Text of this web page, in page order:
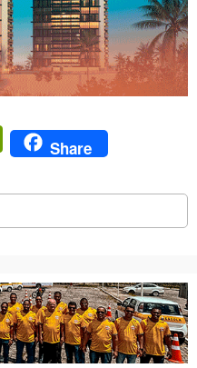
PrintFriendly
Share